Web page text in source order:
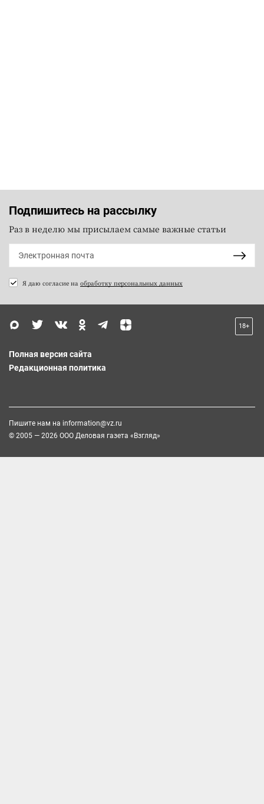
Подпишитесь на рассылку
Раз в неделю мы присылаем самые важные статьи
Я даю согласие на обработку персональных данных
18+
Полная версия сайта
Редакционная политика
Пишите нам на information@vz.ru
© 2005 — 2026 ООО Деловая газета «Взгляд»